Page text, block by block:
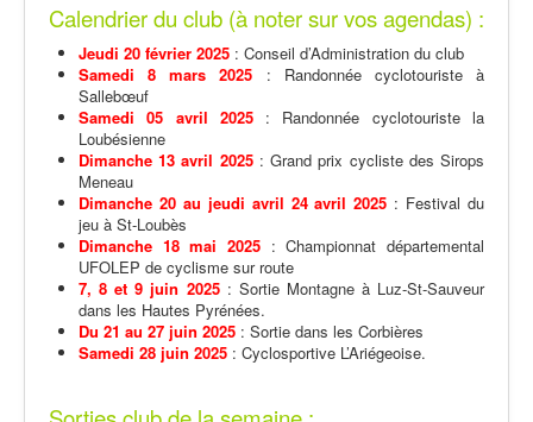
Calendrier du club (à noter sur vos agendas) :
Jeudi 20 février 2025 : Conseil d’Administration du club
Samedi 8 mars 2025 : Randonnée cyclotouriste à
Sallebœuf
Samedi 05 avril 2025 : Randonnée cyclotouriste la
Loubésienne
Dimanche 13 avril 2025: Grand prix cycliste des Sirops
Meneau
Dimanche 20 au jeudi avril 24 avril 2025 : Festival du
jeu à St-Loubès
Dimanche 18 mai 2025 : Championnat départemental
UFOLEP de cyclisme sur route
7, 8 et 9 juin 2025: Sortie Montagne à Luz-St-Sauveur
dans les Hautes Pyrénées.
Du 21 au 27 juin 2025 : Sortie dans les Corbières
Samedi 28 juin 2025 : Cyclosportive L’Ariégeoise.